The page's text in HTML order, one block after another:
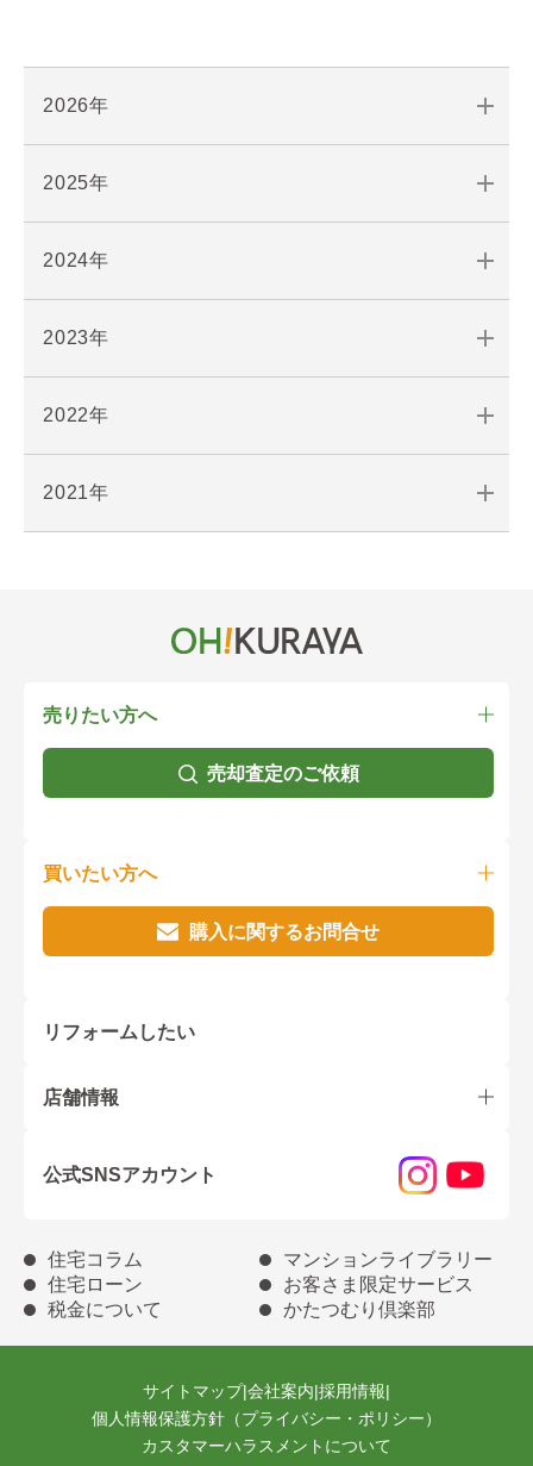
2026年
2025年
2024年
2023年
2022年
2021年
売りたい方へ
売却査定のご依頼
買いたい方へ
購入に関するお問合せ
リフォームしたい
店舗情報
公式SNSアカウント
住宅コラム
マンションライブラリー
住宅ローン
お客さま限定サービス
税金について
かたつむり倶楽部
サイトマップ|会社案内|採用情報|
個人情報保護方針（プライバシー・ポリシー）
カスタマーハラスメントについて